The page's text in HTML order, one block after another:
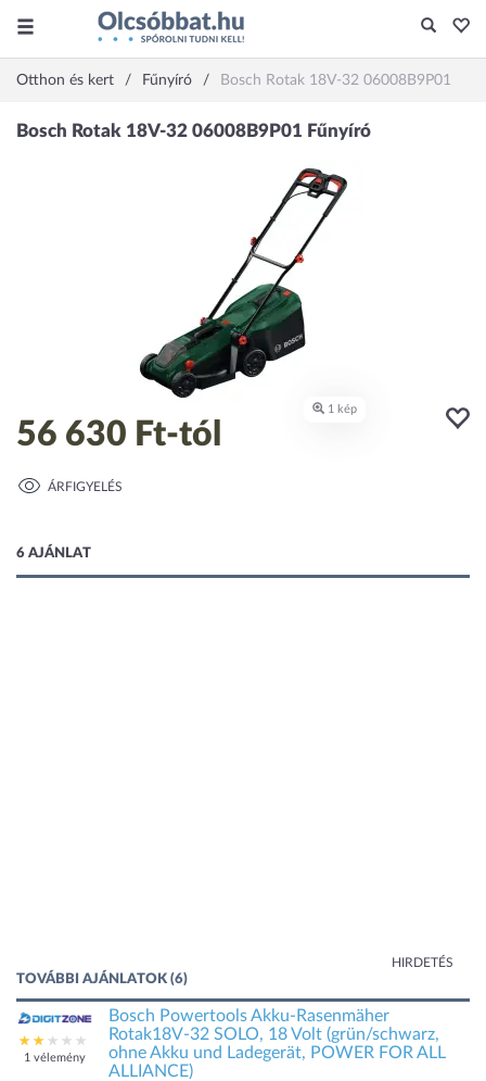
Otthon és kert Fűnyíró Bosch Rotak 18V-32 06008B9P01
56 630 Ft-tól
ÁRFIGYELÉS
6 AJÁNLAT
HIRDETÉS
TOVÁBBI AJÁNLATOK (6)
1 vélemény
Bosch Powertools Akku-Rasenmäher
Rotak18V-32 SOLO, 18 Volt (grün/schwarz,
ohne Akku und Ladegerät, POWER FOR ALL
ALLIANCE)